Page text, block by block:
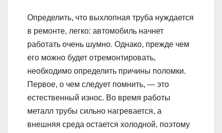
Определить, что выхлопная труба нуждается
в ремонте, легко: автомобиль начнет
работать очень шумно. Однако, прежде чем
его можно будет отремонтировать,
необходимо определить причины поломки.
Первое, о чем следует помнить, — это
естественный износ. Во время работы
металл трубы сильно нагревается, а
внешняя среда остается холодной, поэтому